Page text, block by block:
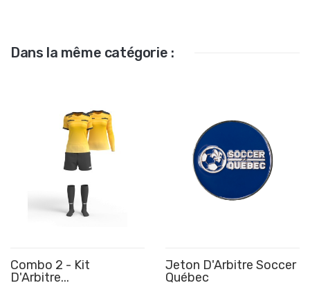
Dans la même catégorie :
Combo 2 - Kit
D'Arbitre...
Jeton D'Arbitre Soccer
Québec
AJOUTER AU PANIER